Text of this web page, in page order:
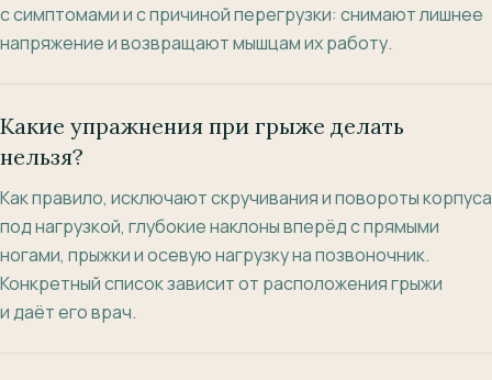
с симптомами и с причиной перегрузки: снимают лишнее
напряжение и возвращают мышцам их работу.
Какие упражнения при грыже делать
нельзя?
Как правило, исключают скручивания и повороты корпуса
под нагрузкой, глубокие наклоны вперёд с прямыми
ногами, прыжки и осевую нагрузку на позвоночник.
Конкретный список зависит от расположения грыжи
и даёт его врач.